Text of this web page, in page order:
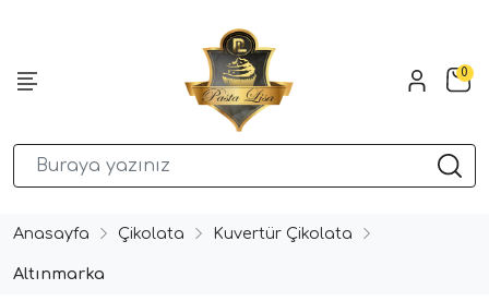
0
Anasayfa Çikolata Kuvertür Çikolata
Altınmarka